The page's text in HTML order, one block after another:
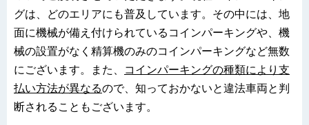
グは、どのエリアにも普及しています。その中には、地
面に機械が備え付けられているコインパーキングや、機
械の設置がなく精算機のみのコインパーキングなど無数
にございます。また、
コインパーキングの種類により支
払い方法が異なるので、知っておかないと違法車両と判
断されることもございます。